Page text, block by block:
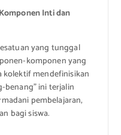
Inti dan
yang tunggal
komponen yang
kolektif mendefinisikan
benang” ini terjalin
pembelajaran,
bagi siswa.